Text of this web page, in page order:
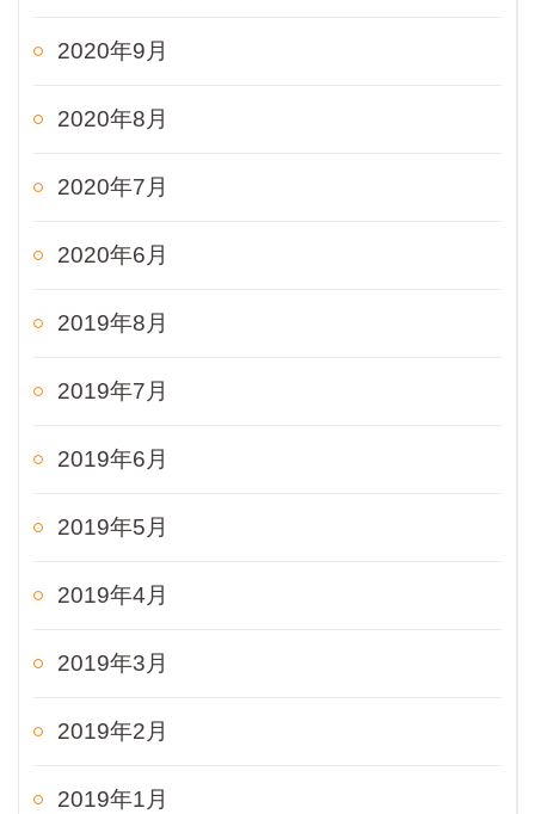
2020年9月
2020年8月
2020年7月
2020年6月
2019年8月
2019年7月
2019年6月
2019年5月
2019年4月
2019年3月
2019年2月
2019年1月